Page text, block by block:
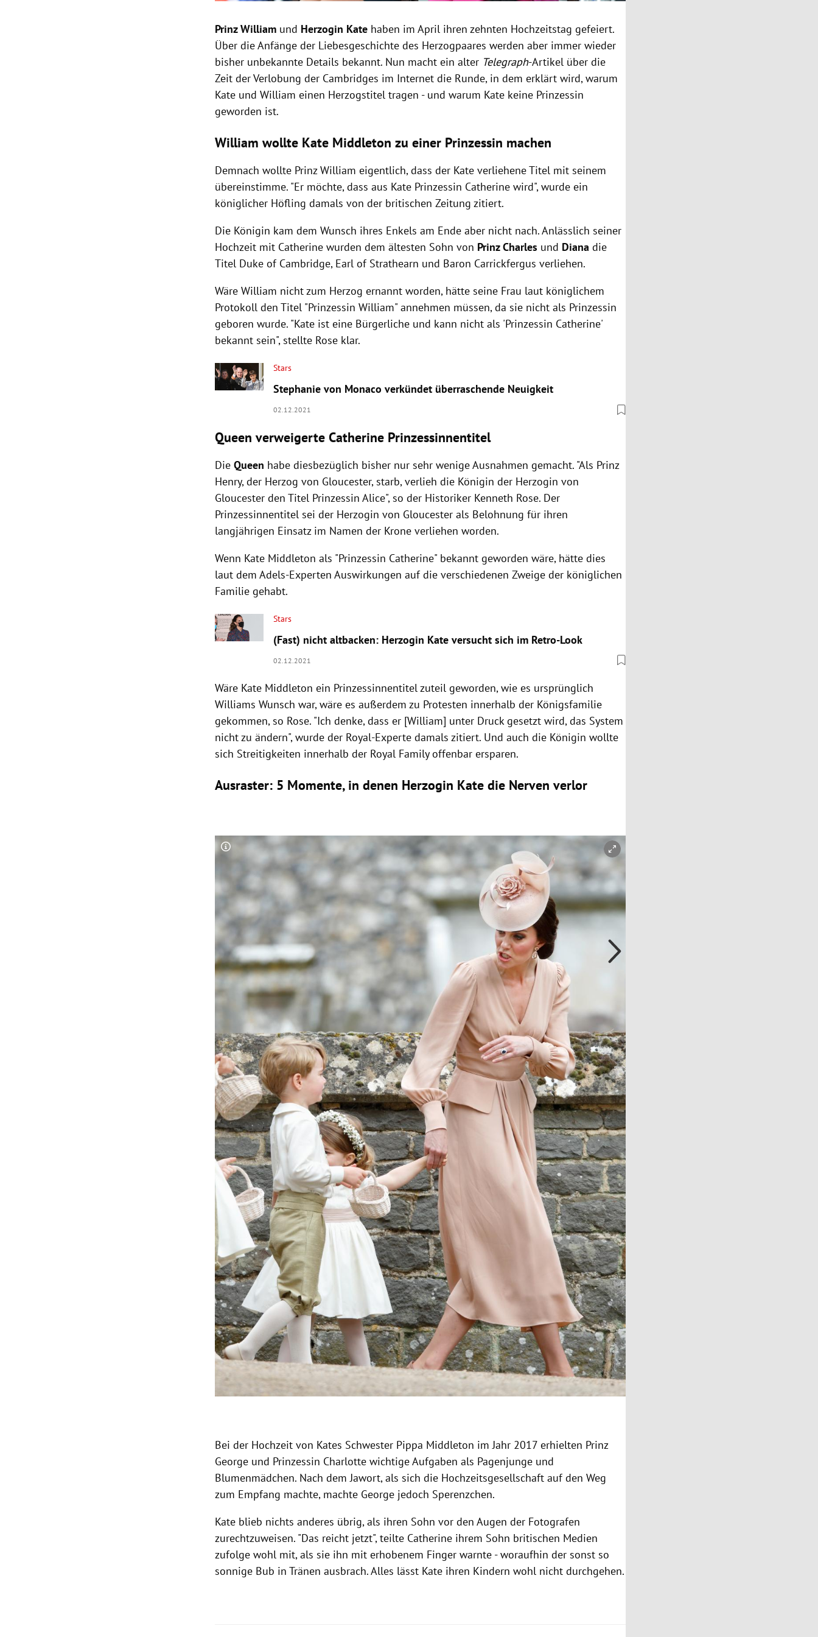
Prinz William und Herzogin Kate haben im April ihren zehnten Hochzeitstag gefeiert.
Über die Anfänge der Liebesgeschichte des Herzogpaares werden aber immer wieder
bisher unbekannte Details bekannt. Nun macht ein alter Telegraph-Artikel über die
Zeit der Verlobung der Cambridges im Internet die Runde, in dem erklärt wird, warum
Kate und William einen Herzogstitel tragen - und warum Kate keine Prinzessin
geworden ist.
William wollte Kate Middleton zu einer Prinzessin machen
Demnach wollte Prinz William eigentlich, dass der Kate verliehene Titel mit seinem
übereinstimme. "Er möchte, dass aus Kate Prinzessin Catherine wird", wurde ein
königlicher Höfling damals von der britischen Zeitung zitiert.
Die Königin kam dem Wunsch ihres Enkels am Ende aber nicht nach. Anlässlich seiner
Hochzeit mit Catherine wurden dem ältesten Sohn von Prinz Charles und Diana die
Titel Duke of Cambridge, Earl of Strathearn und Baron Carrickfergus verliehen.
Wäre William nicht zum Herzog ernannt worden, hätte seine Frau laut königlichem
Protokoll den Titel "Prinzessin William" annehmen müssen, da sie nicht als Prinzessin
geboren wurde. " Kate ist eine Bürgerliche und kann nicht als 'Prinzessin Catherine'
bekannt sein", stellte Rose klar.
Stars
Stephanie von Monaco verkündet überraschende Neuigkeit
02.12.2021
Queen verweigerte Catherine Prinzessinnentitel
DieQueen habe diesbezüglich bisher nur sehr wenige Ausnahmen gemacht. "Als Prinz
Henry, der Herzog von Gloucester, starb, verlieh die Königin der Herzogin von
Gloucester den Titel Prinzessin Alice", so der Historiker Kenneth Rose. Der
Prinzessinnentitel sei der Herzogin von Gloucester als Belohnung für ihren
langjährigen Einsatz im Namen der Krone verliehen worden.
Wenn Kate Middleton als "Prinzessin Catherine" bekannt geworden wäre, hätte dies
laut dem Adels-Experten Auswirkungen auf die verschiedenen Zweige der königlichen
Familie gehabt.
Stars
(Fast) nicht altbacken: Herzogin Kate versucht sich im Retro-Look
02.12.2021
Wäre Kate Middleton ein Prinzessinnentitel zuteil geworden, wie es ursprünglich
Williams Wunsch war, wäre es außerdem zu Protesten innerhalb der Königsfamilie
gekommen, so Rose. "Ich denke, dass er [William] unter Druck gesetzt wird, das System
nicht zu ändern", wurde der Royal-Experte damals zitiert. Und auch die Königin wollte
sich Streitigkeiten innerhalb der Royal Family offenbar ersparen.
Ausraster: 5 Momente, in denen Herzogin Kate die Nerven verlor
Copyright-Hinweis öffnen/schließen
Bei der Hochzeit von Kates Schwester Pippa Middleton im Jahr 2017 erhielten Prinz
George und Prinzessin Charlotte wichtige Aufgaben als Pagenjunge und
Blumenmädchen. Nach dem Jawort, als sich die Hochzeitsgesellschaft auf den Weg
zum Empfang machte, machte George jedoch Sperenzchen.
Kate blieb nichts anderes übrig, als ihren Sohn vor den Augen der Fotografen
zurechtzuweisen. "Das reicht jetzt", teilte Catherine ihrem Sohn britischen Medien
zufolge wohl mit, als sie ihn mit erhobenem Finger warnte - woraufhin der sonst so
sonnige Bub in Tränen ausbrach.Alles lässt Kate ihren Kindern wohl nicht durchgehen.
Auch Georges Schwester Charlotte
Augen der Öffentlichkeit den Kopf
während ihrer Deutschland-Reise auf
den Flieger zu besteigen, hatte ihre
anderes übrig, als Charlotte
hinunter, um ein ernstes Wörtchen mit
Zweck zu erfüllen. Zumindest beruhigte